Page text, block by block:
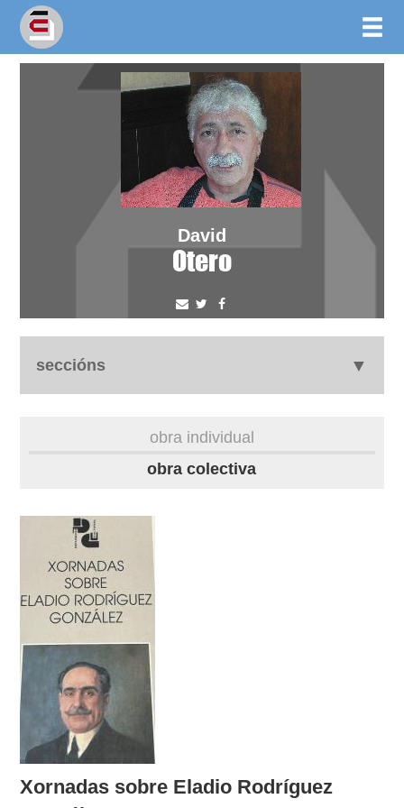
David
Otero
seccións
videoteca
materiais didácticos
outros docs
obra individual
obra colectiva
Xornadas sobre Eladio Rodríguez